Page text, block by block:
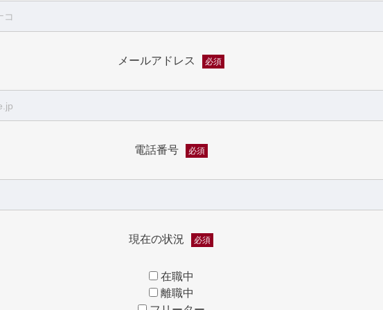
メールアドレス 必須
電話番号 必須
現在の状況 必須
在職中
離職中